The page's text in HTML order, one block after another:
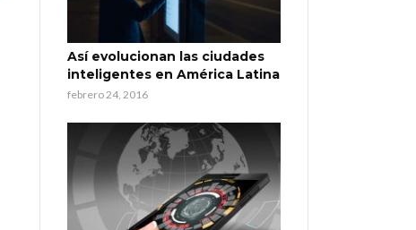
Así evolucionan las ciudades
inteligentes en América Latina
febrero 24, 2016